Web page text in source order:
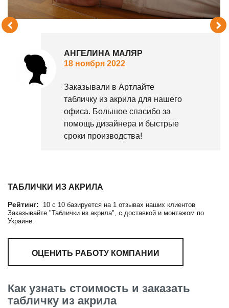
АНГЕЛИНА МАЛЯР
18 ноября 2022
Заказывали в Артлайте
табличку из акрила для нашего
офиса. Большое спасибо за
помощь дизайнера и быстрые
сроки производства!
ТАБЛИЧКИ ИЗ АКРИЛА
Рейтинг: 10 c 10 базируется на 1 отзывах наших клиентов
Заказывайте "Таблички из акрила", с доставкой и монтажом по
Украине.
ОЦЕНИТЬ РАБОТУ КОМПАНИИ
Как узнать стоимость и заказать
табличку из акрила